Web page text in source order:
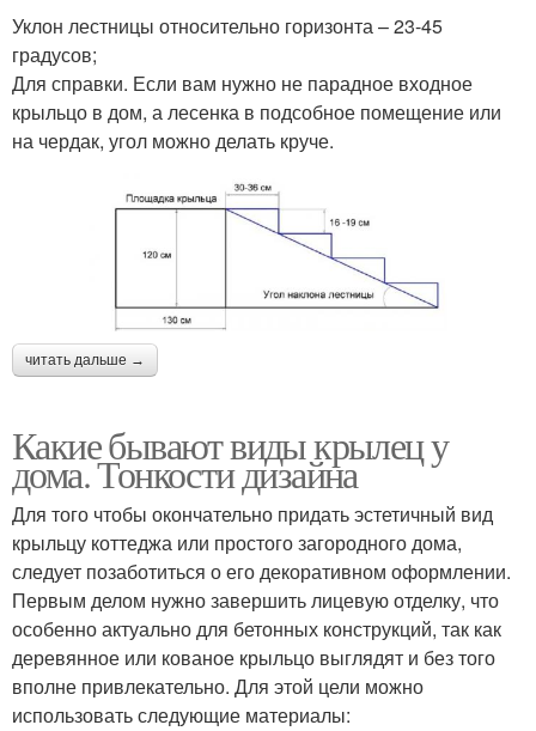
Уклон лестницы относительно горизонта – 23-45
градусов;
Для справки. Если вам нужно не парадное входное
крыльцо в дом, а лесенка в подсобное помещение или
на чердак, угол можно делать круче.
читать дальше →
Какие бывают виды крылец у
дома. Тонкости дизайна
Для того чтобы окончательно придать эстетичный вид
крыльцу коттеджа или простого загородного дома,
следует позаботиться о его декоративном оформлении.
Первым делом нужно завершить лицевую отделку, что
особенно актуально для бетонных конструкций, так как
деревянное или кованое крыльцо выглядят и без того
вполне привлекательно. Для этой цели можно
использовать следующие материалы: